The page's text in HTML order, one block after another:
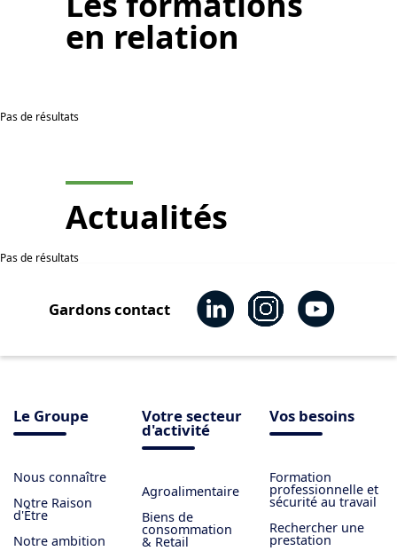
en relation
Pas de résultats
Actualités
Pas de résultats
Gardons contact
Le Groupe
Nous connaître
Notre Raison
d'Être
Notre ambition
Votre secteur
d'activité
Agroalimentaire
Biens de
consommation
& Retail
Vos besoins
Formation
professionnelle et
sécurité au travail
Rechercher une
prestation